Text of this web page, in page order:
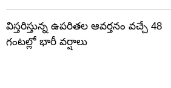
విస్తరిస్తున్న ఉపరితల ఆవర్తనం వచ్చే 48
గంటల్లో భారీ వర్షాలు